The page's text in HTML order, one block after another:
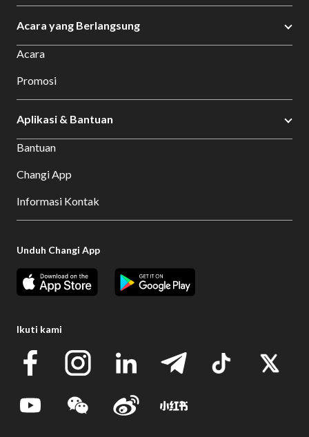
Acara yang Berlangsung
Acara
Promosi
Aplikasi & Bantuan
Bantuan
Changi App
Informasi Kontak
Unduh Changi App
Ikuti kami